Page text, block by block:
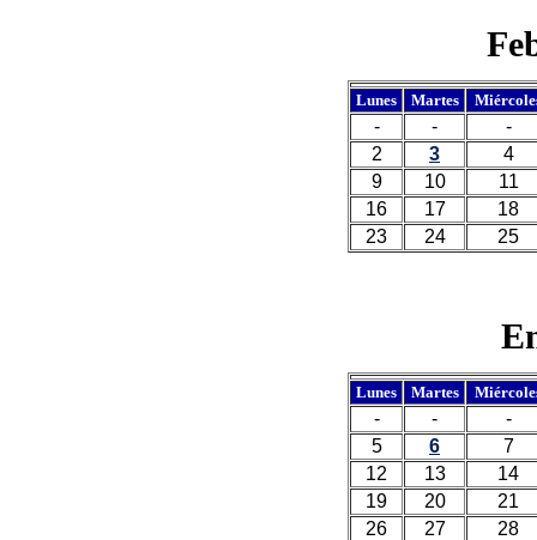
Lunes Martes
- -
-
2
3
4
9
10
11
16
17
18
23
24 25
Lunes Martes
- -
-
5
6
7
12
13
14
19
20
21
26
27 28